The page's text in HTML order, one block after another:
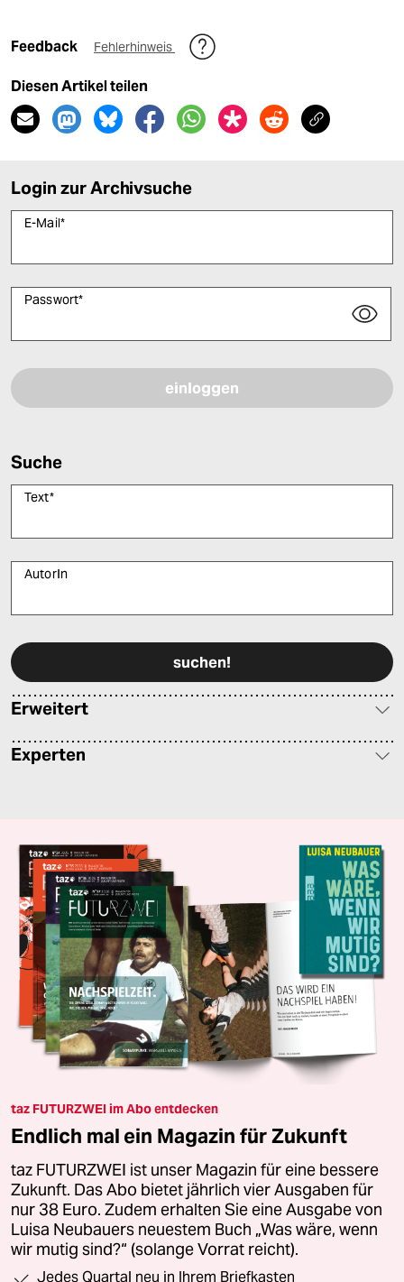
Feedback Fehlerhinweis
Diesen Artikel teilen
Login zur Archivsuche
E-Mail*
Passwort*
Suche
Text*
AutorIn
Erweitert
Experten
taz FUTURZWEI im Abo entdecken
Endlich mal ein Magazin für Zukunft
taz FUTURZWEI ist unser Magazin für eine bessere
Zukunft. Das Abo bietet jährlich vier Ausgaben für
nur 38 Euro. Zudem erhalten Sie eine Ausgabe von
Luisa Neubauers neuestem Buch „Was wäre, wenn
wir mutig sind?“ (solange Vorrat reicht).
Jedes Quartal neu in Ihrem Briefkasten